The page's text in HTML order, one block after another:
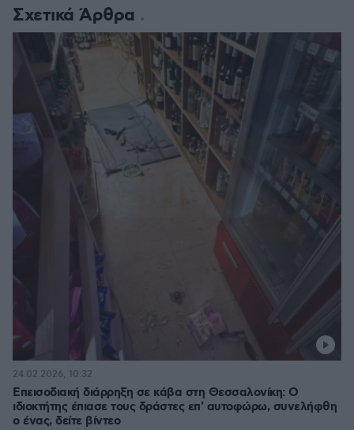
Σχετικά Άρθρα
Επεισοδιακή διάρρηξη σε κάβα στη Θεσσαλονίκη: Ο
ιδιοκτήτης έπιασε τους δράστες επ' αυτοφώρω, συνελήφθη
ο ένας, δείτε βίντεο
24.02.2026, 10:32